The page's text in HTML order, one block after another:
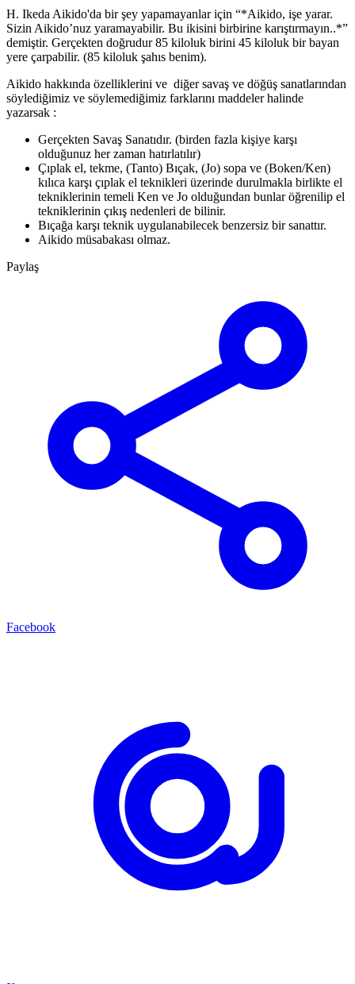
H. Ikeda Aikido'da bir şey yapamayanlar için “*Aikido, işe yarar.
Sizin Aikido’nuz yaramayabilir. Bu ikisini birbirine karıştırmayın..*”
demiştir. Gerçekten doğrudur 85 kiloluk birini 45 kiloluk bir bayan
yere çarpabilir. (85 kiloluk şahıs benim).
Aikido hakkında özelliklerini ve diğer savaş ve döğüş sanatlarından
söylediğimiz ve söylemediğimiz farklarını maddeler halinde
yazarsak :
Gerçekten Savaş Sanatıdır. (birden fazla kişiye karşı
olduğunuz her zaman hatırlatılır)
Çıplak el, tekme, (Tanto) Bıçak, (Jo) sopa ve (Boken/Ken)
kılıca karşı çıplak el teknikleri üzerinde durulmakla birlikte el
tekniklerinin temeli Ken ve Jo olduğundan bunlar öğrenilip el
tekniklerinin çıkış nedenleri de bilinir.
Bıçağa karşı teknik uygulanabilecek benzersiz bir sanattır.
Aikido müsabakası olmaz.
Paylaş
Facebook